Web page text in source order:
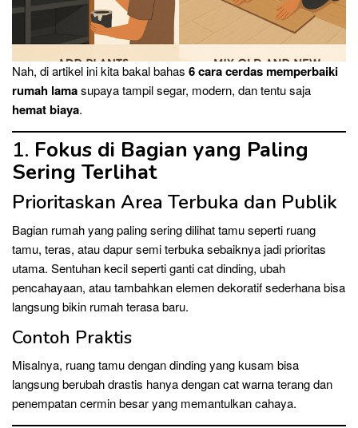
Nah, di artikel ini kita bakal bahas 6 cara cerdas memperbaiki
rumah lamasupaya tampil segar, modern, dan tentu saja
hemat biaya.
1. Fokus di Bagian yang Paling
Sering Terlihat
Prioritaskan Area Terbuka dan Publik
Bagian rumah yang paling sering dilihat tamu seperti ruang
tamu, teras, atau dapur semi terbuka sebaiknya jadi prioritas
utama. Sentuhan kecil seperti ganti cat dinding, ubah
pencahayaan, atau tambahkan elemen dekoratif sederhana bisa
langsung bikin rumah terasa baru.
Contoh Praktis
Misalnya, ruang tamu dengan dinding yang kusam bisa
langsung berubah drastis hanya dengan cat warna terang dan
penempatan cermin besar yang memantulkan cahaya.